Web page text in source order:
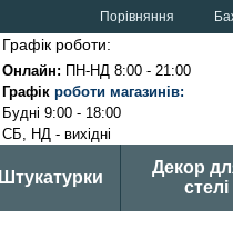
Порівняння
Графік роботи:
Онлайн: ПН-НД 8:00 - 21:00
Графік роботи магазинів:
Будні 9:00 - 18:00
СБ, НД - вихідні
Штукатурки
Декор